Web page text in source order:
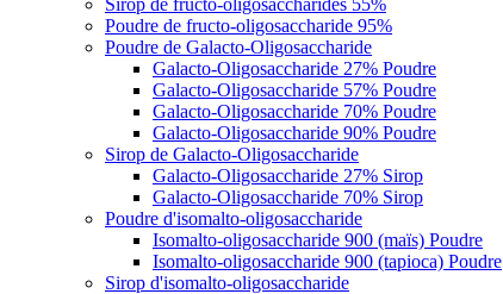
Poudre de fructo-oligosaccharide 95%
Poudre de Galacto-Oligosaccharide
Galacto-Oligosaccharide 27% Poudre
Galacto-Oligosaccharide 57% Poudre
Galacto-Oligosaccharide 70% Poudre
Galacto-Oligosaccharide 90% Poudre
Sirop de Galacto-Oligosaccharide
Galacto-Oligosaccharide 27% Sirop
Galacto-Oligosaccharide 70% Sirop
Poudre d'isomalto-oligosaccharide
Isomalto-oligosaccharide 900 (maïs) Poudre
Isomalto-oligosaccharide 900 (tapioca) Poudre
Sirop d'isomalto-oligosaccharide